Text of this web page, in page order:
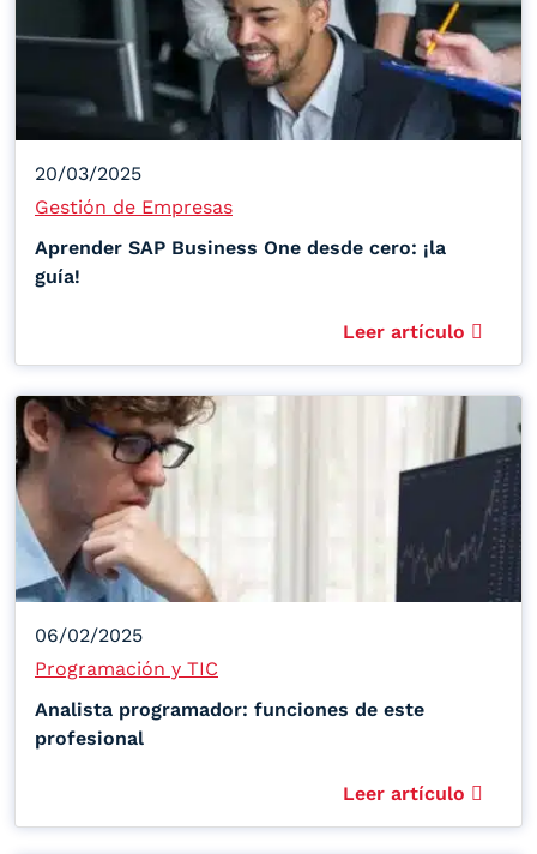
20/03/2025
Gestión de Empresas
Aprender SAP Business One desde cero: ¡la
guía!
Leer artículo
06/02/2025
Programación y TIC
Analista programador: funciones de este
profesional
Leer artículo